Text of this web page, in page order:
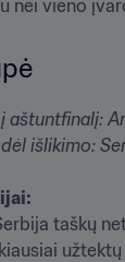
nei vieno
aštuntfinalį:
išlikimo:
taškų